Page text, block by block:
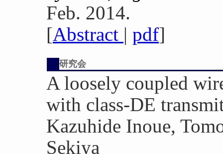
Feb. 2014.
[Abstract | pdf]
研究会
A loosely coupled
with class-DE
Kazuhide Inoue,
Sekiya